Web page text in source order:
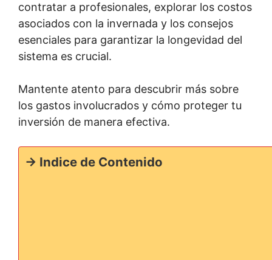
contratar a profesionales, explorar los costos
asociados con la invernada y los consejos
esenciales para garantizar la longevidad del
sistema es crucial.
Mantente atento para descubrir más sobre
los gastos involucrados y cómo proteger tu
inversión de manera efectiva.
-> Indice de Contenido